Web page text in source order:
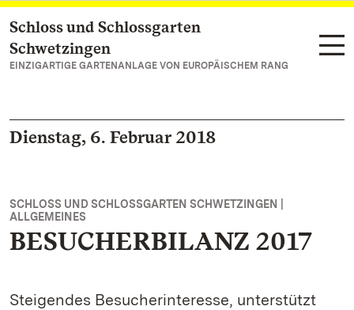
Zum Hauptinhalt springen
Schloss und Schlossgarten
Schwetzingen
EINZIGARTIGE GARTENANLAGE VON EUROPÄISCHEM RANG
Dienstag, 6. Februar 2018
SCHLOSS UND SCHLOSSGARTEN SCHWETZINGEN |
ALLGEMEINES
BESUCHERBILANZ 2017
Steigendes Besucherinteresse, unterstützt